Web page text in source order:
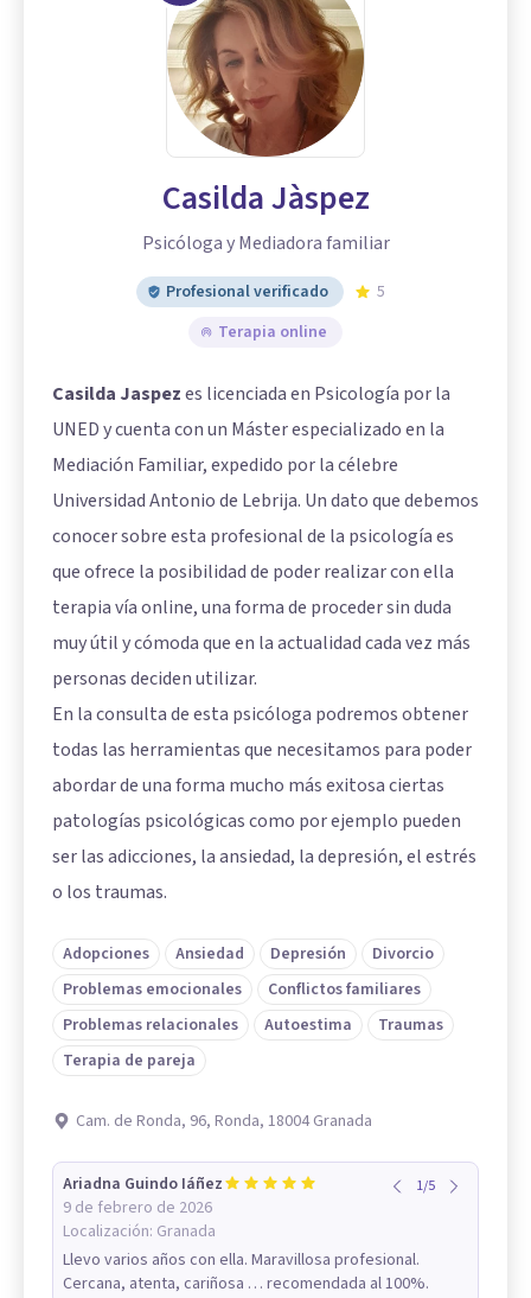
Casilda Jàspez
Psicóloga y Mediadora familiar
Profesional verificado
5
Terapia online
Casilda Jaspezes licenciada en Psicología por la
UNED y cuenta con un Máster especializado en la
Mediación Familiar, expedido por la célebre
Universidad Antonio de Lebrija. Un dato que debemos
conocer sobre esta profesional de la psicología es
que ofrece la posibilidad de poder realizar con ella
terapia vía online, una forma de proceder sin duda
muy útil y cómoda que en la actualidad cada vez más
personas deciden utilizar.
En la consulta de esta psicóloga podremos obtener
todas las herramientas que necesitamos para poder
abordar de una forma mucho más exitosa ciertas
patologías psicológicas como por ejemplo pueden
ser las adicciones, la ansiedad, la depresión, el estrés
o los traumas.
Adopciones Ansiedad Depresión
Divorcio
Problemas emocionales
Conflictos familiares
Problemas relacionales
Autoestima
Traumas
Terapia de pareja
Cam. de Ronda, 96, Ronda, 18004 Granada
Ariadna Guindo Iáñez
9 de febrero de 2026
Localización: Granada
1/5
Llevo varios años con ella. Maravillosa profesional.
Cercana, atenta, cariñosa … recomendada al 100%.